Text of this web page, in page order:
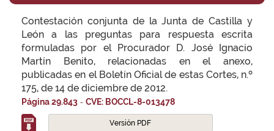
Contestación conjunta de la Junta de Castilla y
León a las preguntas para respuesta escrita
formuladas por el Procurador D. José Ignacio
Martín Benito, relacionadas en el anexo,
publicadas en el Boletín Oficial de estas Cortes, n.º
175, de 14 de diciembre de 2012.
Página 29.843 - CVE: BOCCL-8-013478
Versión PDF